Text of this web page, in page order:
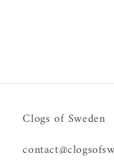
Clogs of Sweden